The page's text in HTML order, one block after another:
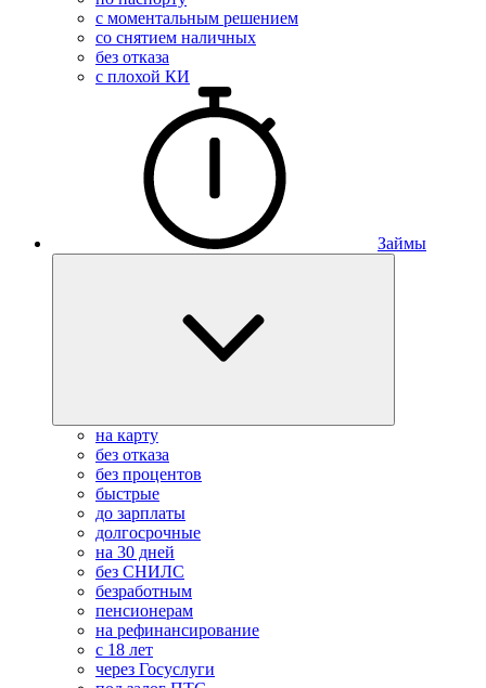
с моментальным решением
со снятием наличных
без отказа
с плохой КИ
Займы
на карту
без отказа
без процентов
быстрые
до зарплаты
долгосрочные
на 30 дней
без СНИЛС
безработным
пенсионерам
на рефинансирование
с 18 лет
через Госуслуги